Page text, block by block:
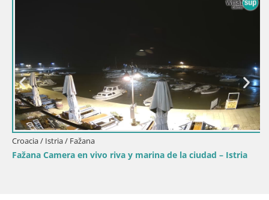
Croacia / Istria / Fažana
Fažana Camera en vivo riva y marina de la ciudad – Istria